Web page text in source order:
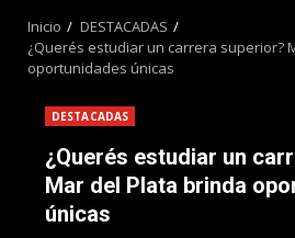
Inicio
DESTACADAS
¿Querés estudiar un carrera superior?
oportunidades únicas
DESTACADAS
¿Querés estudiar un
Mar del Plata brinda
únicas